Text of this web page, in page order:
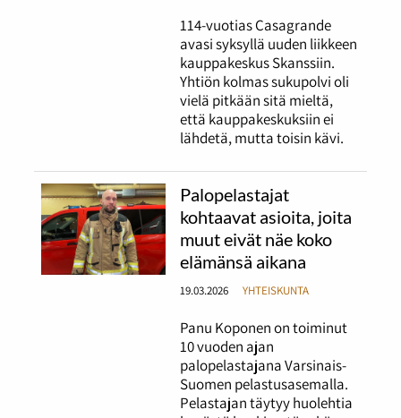
114-vuotias Casagrande
avasi syksyllä uuden liikkeen
kauppakeskus Skanssiin.
Yhtiön kolmas sukupolvi oli
vielä pitkään sitä mieltä,
että kauppakeskuksiin ei
lähdetä, mutta toisin kävi.
Palopelastajat
kohtaavat asioita, joita
muut eivät näe koko
elämänsä aikana
19.03.2026 YHTEISKUNTA
Panu Koponen on toiminut
10 vuoden ajan
palopelastajana Varsinais-
Suomen pelastusasemalla.
Pelastajan täytyy huolehtia